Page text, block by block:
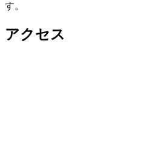
す。
アクセス